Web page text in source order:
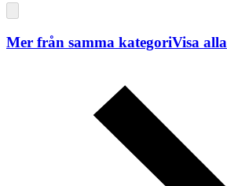
Mer från samma kategoriVisa alla